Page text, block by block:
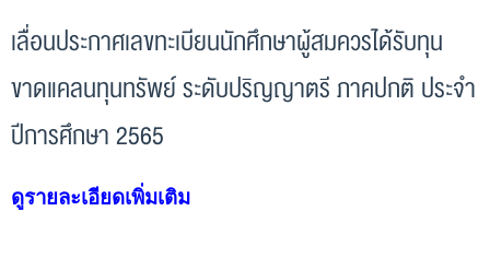
เลื่อนประกาศเลขทะเบียนนักศึกษาผู้สมควรได้รับทุน
ขาดแคลนทุนทรัพย์ ระดับปริญญาตรี ภาคปกติ ประจำ
ปีการศึกษา 2565
ดูรายละเอียดเพิ่มเติม